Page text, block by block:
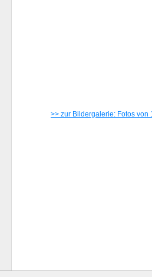
>> zur Bildergalerie: Fotos von